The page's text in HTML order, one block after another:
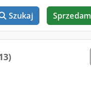
Szukaj Sprzedam